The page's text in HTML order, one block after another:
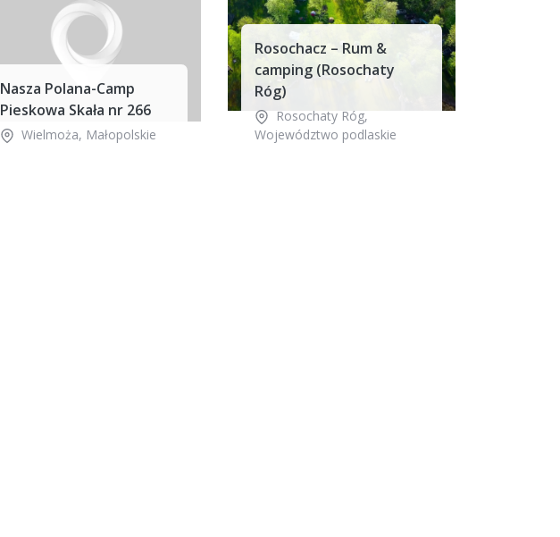
Nasza Polana-Camp
Pieskowa Skała nr 266
Wielmoża, Małopolskie
Rosochacz – Rum &
camping (Rosochaty
Róg)
Rosochaty Róg,
Województwo podlaskie